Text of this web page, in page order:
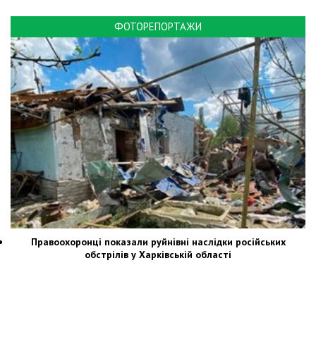
ФОТОРЕПОРТАЖИ
Правоохоронці показали руйнівні наслідки російських
обстрілів у Харківській області